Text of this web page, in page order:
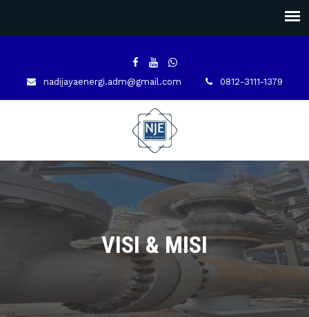
nadijayaenergi.adm@gmail.com 0812-3111-1379
VISI & MISI